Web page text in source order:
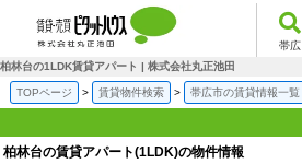
帯広
柏林台の1LDK賃貸アパート | 株式会社丸正池田
TOPページ 賃貸物件検索 帯広市の賃貸情報一覧
柏林台の賃貸アパート(1LDK)の物件情報